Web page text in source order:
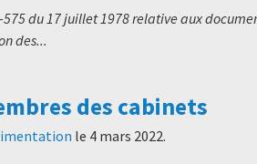
du 17 juillet 1978 relative aux
des...
des cabinets
le 4 mars 2022.